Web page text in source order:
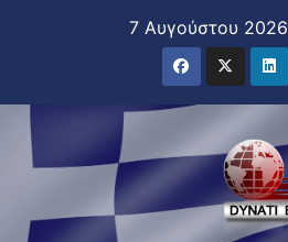
7 Αυγούστου 2026